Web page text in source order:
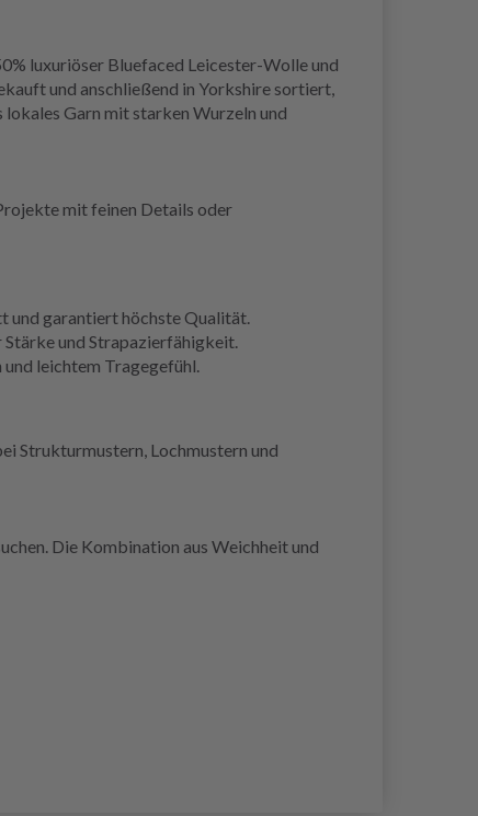
luxuriöser Bluefaced Leicester-Wolle und
und anschließend in Yorkshire sortiert,
Garn mit starken Wurzeln und
mit feinen Details oder
und garantiert höchste Qualität.
und Strapazierfähigkeit.
leichtem Tragegefühl.
Strukturmustern, Lochmustern und
Die Kombination aus Weichheit und